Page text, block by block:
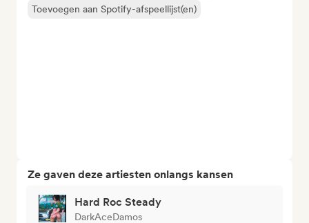
Toevoegen aan Spotify-afspeellijst(en)
Ze gaven deze artiesten onlangs kansen
Hard Roc Steady
DarkAceDamos